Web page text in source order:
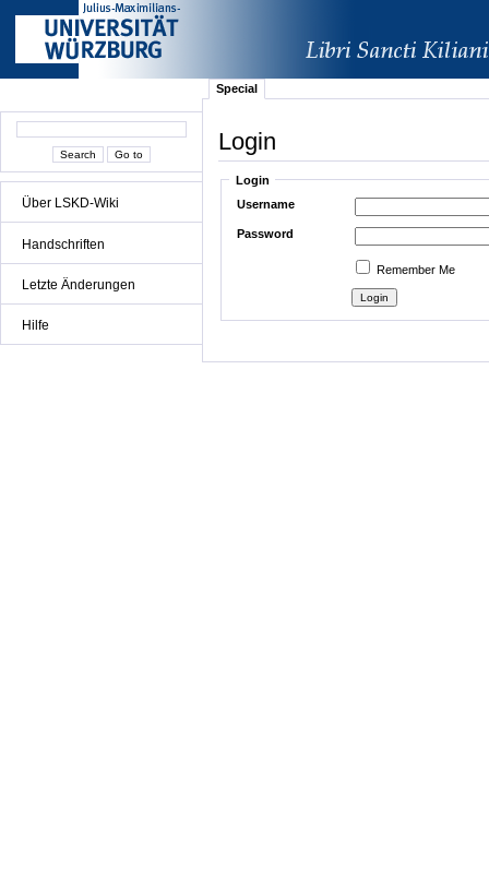
Über LSKD-Wiki
Handschriften
Letzte Änderungen
Hilfe
Special
Login
Login
Username
Password
Remember Me